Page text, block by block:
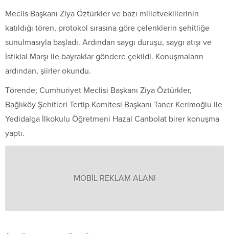
Meclis Başkanı Ziya Öztürkler ve bazı milletvekillerinin
katıldığı tören, protokol sırasına göre çelenklerin şehitliğe
sunulmasıyla başladı. Ardından saygı duruşu, saygı atışı ve
İstiklal Marşı ile bayraklar göndere çekildi. Konuşmaların
ardından, şiirler okundu.
Törende; Cumhuriyet Meclisi Başkanı Ziya Öztürkler,
Bağlıköy Şehitleri Tertip Komitesi Başkanı Taner Kerimoğlu ile
Yedidalga İlkokulu Öğretmeni Hazal Canbolat birer konuşma
yaptı.
MOBİL REKLAM ALANI